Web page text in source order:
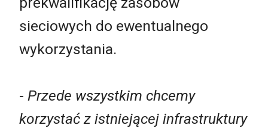
sieciowych do ewentualnego
wykorzystania.
- Przede wszystkim chcemy
korzystać z istniejącej infrastruktury